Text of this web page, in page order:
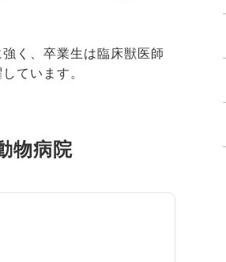
く、卒業生は臨床獣医師
ています。
物病院